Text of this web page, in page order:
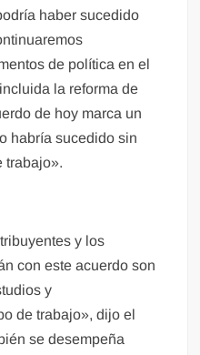
haber sucedido
de política en el
la reforma de
de hoy marca un
habría sucedido sin
trabajo».
y los
con este acuerdo son
y
de trabajo», dijo el
se desempeña